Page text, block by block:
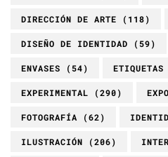
DIRECCIÓN DE ARTE (118)
DISEÑO DE IDENTIDAD (59)
ENVASES (54) ETIQUETAS
EXPERIMENTAL (290)
FOTOGRAFÍA (62)
ILUSTRACIÓN (206)